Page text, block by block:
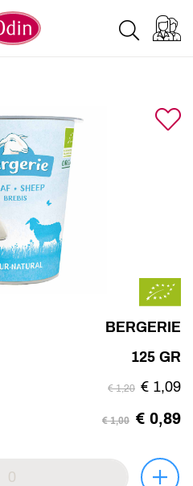
BERGERIE
125 GR
€ 1,20 € 1,09
€ 1,00 € 0,89